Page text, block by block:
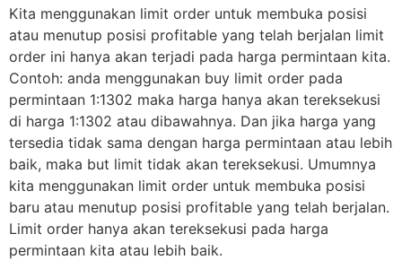
Kita menggunakan limit order untuk membuka posisi
atau menutup posisi profitable yang telah berjalan limit
order ini hanya akan terjadi pada harga permintaan kita.
Contoh: anda menggunakan buy limit order pada
permintaan 1:1302 maka harga hanya akan tereksekusi
di harga 1:1302 atau dibawahnya. Dan jika harga yang
tersedia tidak sama dengan harga permintaan atau lebih
baik, maka but limit tidak akan tereksekusi. Umumnya
kita menggunakan limit order untuk membuka posisi
baru atau menutup posisi profitable yang telah berjalan.
Limit order hanya akan tereksekusi pada harga
permintaan kita atau lebih baik.